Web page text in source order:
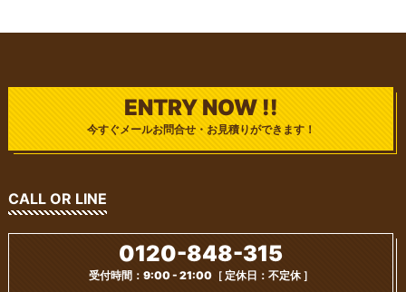
ENTRY NOW !!
今すぐメールお問合せ・お見積りができます！
CALL OR LINE
0120-848-315
受付時間：9:00 - 21:00［ 定休日：不定休 ］